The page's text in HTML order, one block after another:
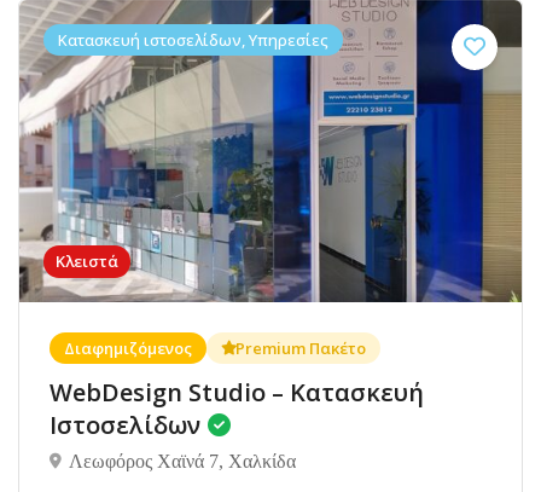
Κλειστά
Κατασκευή ιστοσελίδων, Υπηρεσίες
Διαφημιζόμενος Premium Πακέτο
WebDesign Studio – Κατασκευή
Ιστοσελίδων
Λεωφόρος Χαϊνά 7, Χαλκίδα